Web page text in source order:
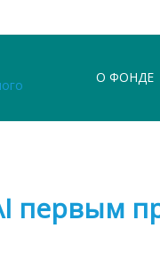
О ФОНДЕ
первым